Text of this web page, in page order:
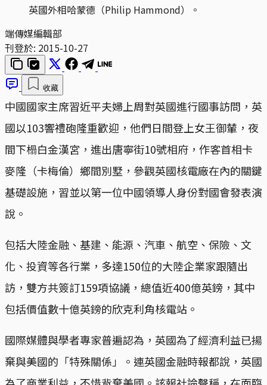
英國外相哈蒙德（Philip Hammond）。
端傳媒編輯部
刊登於: 2015-10-27
收藏
中國國家主席習近平夫婦上周對英國進行國事訪問，英
國以103響禮砲隆重歡迎，他們日間登上女王御輦，夜
間下榻白金漢宮，進出唐寧街10號相府，作客首相卡
麥隆（卡梅倫）鄉間別墅，參觀英國核電廠在內的關鍵
基礎設施，習並以第一位中國領導人身份對國會發表演
說。
包括大陸金融、基建、能源、汽車、航空、保險、文
化、投資等各行業，多達150位的大陸企業家跟隨出
訪，雙方共簽訂159項協議，總值近400億英鎊，其中
包括價值數十億英鎊的欣克利角核電站。
國際媒體與學者專家普遍認為，英國為了經濟利益已揚
棄與美國的「特殊關係」。連英國金融時報都說，英國